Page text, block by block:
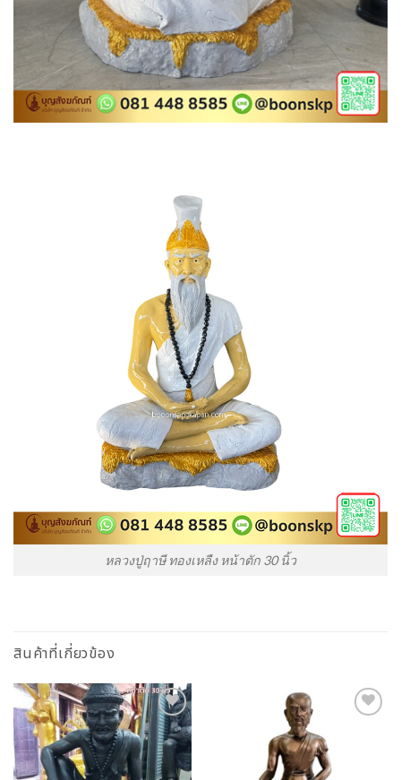
หลวงปู่ฤาษี ทองเหลืง หน้าตัก 30 นิ้ว
สินค้าที่เกี่ยวข้อง
Add to
Wishlist